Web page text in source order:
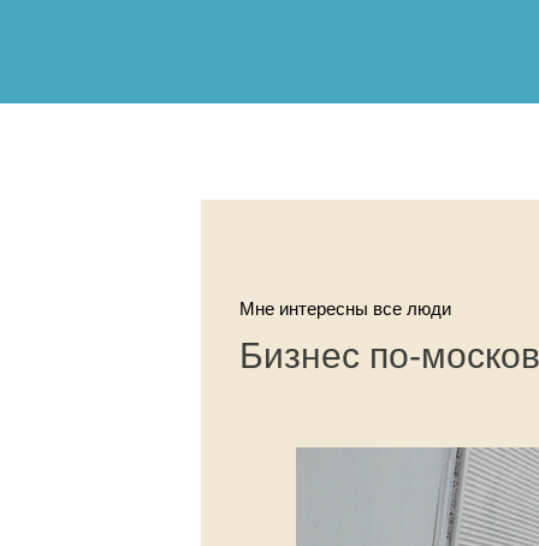
Мне интересны все люди
Бизнес по-